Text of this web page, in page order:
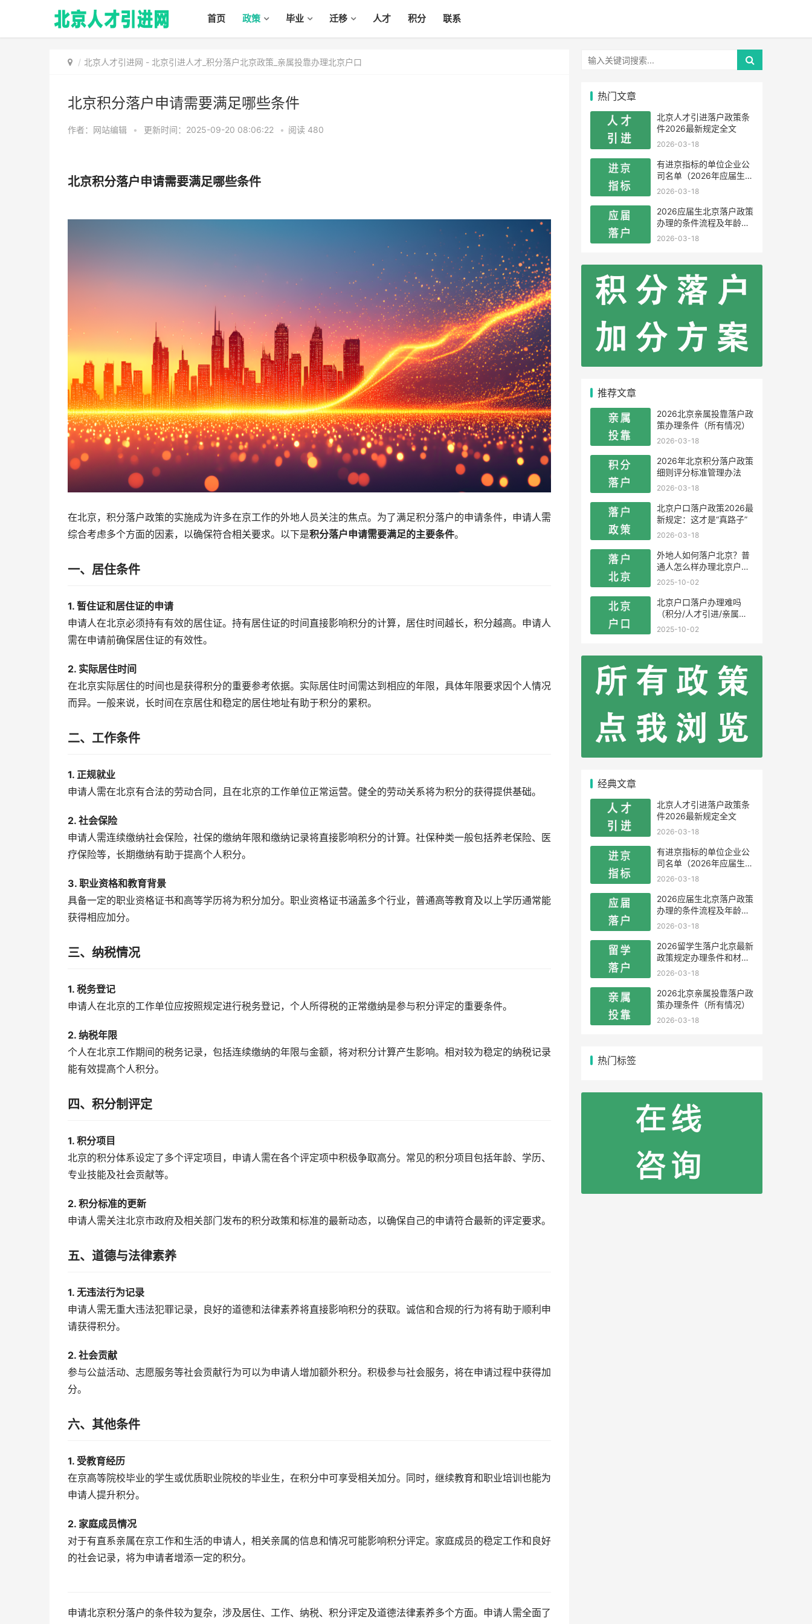
首页 政策 毕业 迁移 人才 积分 联系
北京人才引进网 - 北京引进人才_积分落户北京政策_亲属投靠办理北京户口
北京积分落户申请需要满足哪些条件
作者：网站编辑 • 更新时间：2025-09-20 08:06:22 • 阅读 480
北京积分落户申请需要满足哪些条件
在北京，积分落户政策的实施成为许多在京工作的外地人员关注的焦点。为了满足积分落户的申请条件，申请人需
综合考虑多个方面的因素，以确保符合相关要求。以下是积分落户申请需要满足的主要条件。
一、居住条件
1. 暂住证和居住证的申请
申请人在北京必须持有有效的居住证。持有居住证的时间直接影响积分的计算，居住时间越长，积分越高。申请人
需在申请前确保居住证的有效性。
2. 实际居住时间
在北京实际居住的时间也是获得积分的重要参考依据。实际居住时间需达到相应的年限，具体年限要求因个人情况
而异。一般来说，长时间在京居住和稳定的居住地址有助于积分的累积。
二、工作条件
1. 正规就业
申请人需在北京有合法的劳动合同，且在北京的工作单位正常运营。健全的劳动关系将为积分的获得提供基础。
2. 社会保险
申请人需连续缴纳社会保险，社保的缴纳年限和缴纳记录将直接影响积分的计算。社保种类一般包括养老保险、医
疗保险等，长期缴纳有助于提高个人积分。
3. 职业资格和教育背景
具备一定的职业资格证书和高等学历将为积分加分。职业资格证书涵盖多个行业，普通高等教育及以上学历通常能
获得相应加分。
三、纳税情况
1. 税务登记
申请人在北京的工作单位应按照规定进行税务登记，个人所得税的正常缴纳是参与积分评定的重要条件。
2. 纳税年限
个人在北京工作期间的税务记录，包括连续缴纳的年限与金额，将对积分计算产生影响。相对较为稳定的纳税记录
能有效提高个人积分。
四、积分制评定
1. 积分项目
北京的积分体系设定了多个评定项目，申请人需在各个评定项中积极争取高分。常见的积分项目包括年龄、学历、
专业技能及社会贡献等。
2. 积分标准的更新
申请人需关注北京市政府及相关部门发布的积分政策和标准的最新动态，以确保自己的申请符合最新的评定要求。
五、道德与法律素养
1. 无违法行为记录
申请人需无重大违法犯罪记录，良好的道德和法律素养将直接影响积分的获取。诚信和合规的行为将有助于顺利申
请获得积分。
2. 社会贡献
参与公益活动、志愿服务等社会贡献行为可以为申请人增加额外积分。积极参与社会服务，将在申请过程中获得加
分。
六、其他条件
1. 受教育经历
在京高等院校毕业的学生或优质职业院校的毕业生，在积分中可享受相关加分。同时，继续教育和职业培训也能为
申请人提升积分。
2. 家庭成员情况
对于有直系亲属在京工作和生活的申请人，相关亲属的信息和情况可能影响积分评定。家庭成员的稳定工作和良好
的社会记录，将为申请者增添一定的积分。
申请北京积分落户的条件较为复杂，涉及居住、工作、纳税、积分评定及道德法律素养多个方面。申请人需全面了
热门文章
北京人才引进落户政策条
件2026最新规定全文
2026-03-18
有进京指标的单位企业公
司名单（2026年应届生留
学生）
2026-03-18
2026应届生北京落户政策
办理的条件流程及年龄限
制
2026-03-18
推荐文章
2026北京亲属投靠落户政
策办理条件（所有情况）
2026-03-18
2026年北京积分落户政策
细则评分标准管理办法
2026-03-18
北京户口落户政策2026最
新规定：这才是“真路子”
2026-03-18
外地人如何落户北京？普
通人怎么样办理北京户
口？
2025-10-02
北京户口落户办理难吗
（积分/人才引进/亲属投
靠）
2025-10-02
经典文章
北京人才引进落户政策条
件2026最新规定全文
2026-03-18
有进京指标的单位企业公
司名单（2026年应届生留
学生）
2026-03-18
2026应届生北京落户政策
办理的条件流程及年龄限
制
2026-03-18
2026留学生落户北京最新
政策规定办理条件和材料
及流程
2026-03-18
2026北京亲属投靠落户政
策办理条件（所有情况）
2026-03-18
热门标签